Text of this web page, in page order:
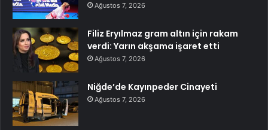
Ağustos 7, 2026
Filiz Eryılmaz gram altın için rakam
verdi: Yarın akşama işaret etti
Ağustos 7, 2026
Niğde’de Kayınpeder Cinayeti
Ağustos 7, 2026